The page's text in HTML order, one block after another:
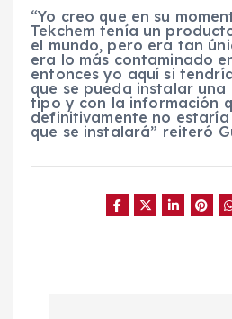
“Yo creo que en su
Tekchem tenía un
el mundo, pero era tan
era lo más contaminado
entonces yo aquí si
que se pueda instalar una
tipo y con la información
definitivamente no
que se instalará” reiteró